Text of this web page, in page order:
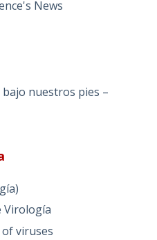
News
nuestros pies –
Virología
viruses